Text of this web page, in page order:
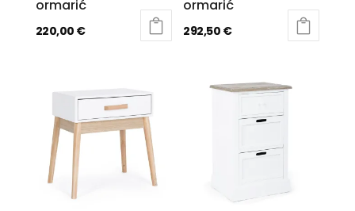
ormarić
220,00 €
ormarić
292,50 €